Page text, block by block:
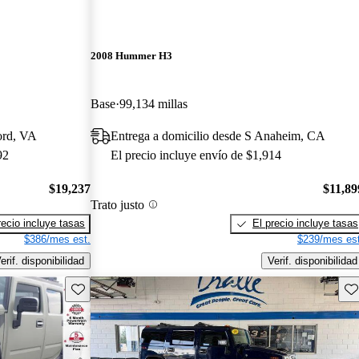
VA
$19,237
incluye tasas
$386/mes est.
disponibilidad
2008 Hummer H3
Base 99,134 millas
Entrega a domicilio desde S Anaheim, CA
El precio incluye envío de $1,914
Trato justo
El precio incluye tasas
$239/mes
Verif. disponibilidad
Guarda este Aviso